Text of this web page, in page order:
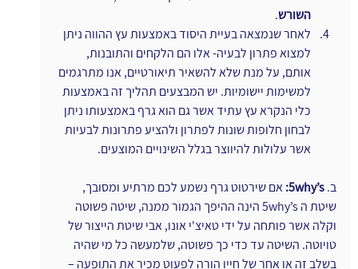
השורש.
לאחר שנמצאה בעיית היסוד באמצעות עץ ההווה ניתן
למצוא פתרון לבעיה- אלו הם הלקחים והתובנות,
אותם, על מנת שלא להשאיר תיאורטיים, אנו מתרגמים
למשימות יישומיות. יש המבצעים תהליך זה באמצעות
כלי הנקרא עץ עתיד אשר גם הוא גרף באמצעותו ניתן
לבחון חלופות שונות לפתרון ולהציע פתרונות לבעיות
אשר עלולות להיווצר בגלל השינויים המוצעים.
ב. 5why’s: אם שירטוט גרף נשמע לכם מרתיע ומסובך,
שיטת ה 5why’s הינה ההיפך הגמור ממנה, שיטה פשוטה
וקלה אשר פותחה על ידי טאיצ'י אונו, אבי שיטת הייצור של
טויוטה. השיטה עד כדי כך פשוטה, שלמעשה כל מי שהיה
בשלב זה או אחר של חייו הורה לפעוט מכיר את התופעה –